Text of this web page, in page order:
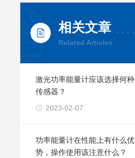
相关文章
Related Articles
激光功率能量计应该选择何种
传感器？
2023-02-07
功率能量计在性能上有什么优
势，操作使用该注意什么？